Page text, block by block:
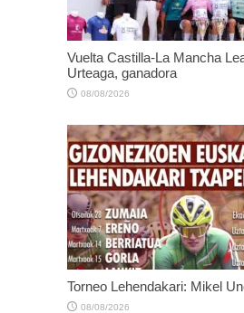
Vuelta Castilla-La Mancha
Urteaga, ganadora
08/08/2026
Torneo Lehendakari: Mikel
08/08/2026